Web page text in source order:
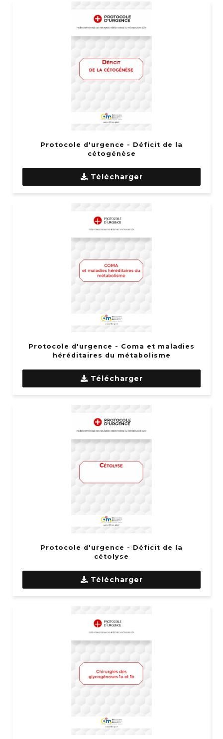
Protocole d'urgence - Déficit de la
cétogénèse
Télécharger
Protocole d'urgence - Coma et maladies
héréditaires du métabolisme
Télécharger
Protocole d'urgence - Déficit de la
cétolyse
Télécharger